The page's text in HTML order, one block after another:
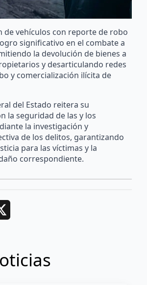
de vehículos con reporte de robo
significativo en el combate a
la devolución de bienes a
y desarticulando redes
y comercialización ilícita de
del Estado reitera su
la seguridad de las y los
la investigación y
de los delitos, garantizando
para las víctimas y la
correspondiente.